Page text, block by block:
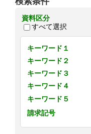
資料区分
すべて選択
キーワード１
キーワード２
キーワード３
キーワード４
キーワード５
請求記号